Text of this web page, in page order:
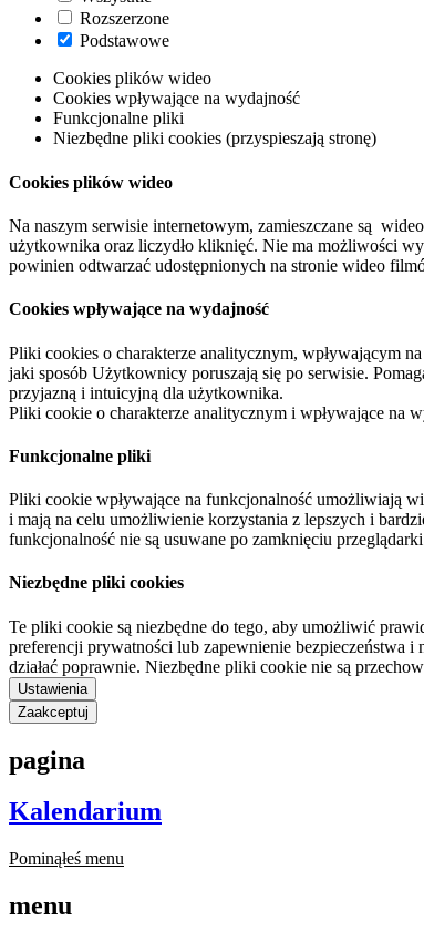
Rozszerzone
Podstawowe
Cookies plików wideo
Cookies wpływające na wydajność
Funkcjonalne pliki
Niezbędne pliki cookies (przyspieszają stronę)
Cookies plików wideo
Na naszym serwisie internetowym, zamieszczane są
użytkownika oraz liczydło kliknięć. Nie ma możliwości
powinien odtwarzać udostępnionych na stronie wideo
Cookies wpływające na wydajność
Pliki cookies o charakterze analitycznym, wpływającym
jaki sposób Użytkownicy poruszają się po serwisie.
przyjazną i intuicyjną dla użytkownika.
Pliki cookie o charakterze analitycznym i wpływające na
Funkcjonalne pliki
Pliki cookie wpływające na funkcjonalność umożliwiają
i mają na celu umożliwienie korzystania z lepszych i
funkcjonalność nie są usuwane po zamknięciu
Niezbędne pliki cookies
Te pliki cookie są niezbędne do tego, aby umożliwić
preferencji prywatności lub zapewnienie bezpieczeństwa
działać poprawnie. Niezbędne pliki cookie nie są
Ustawienia
Zaakceptuj
pagina
Kalendarium
Pominąłeś menu
menu